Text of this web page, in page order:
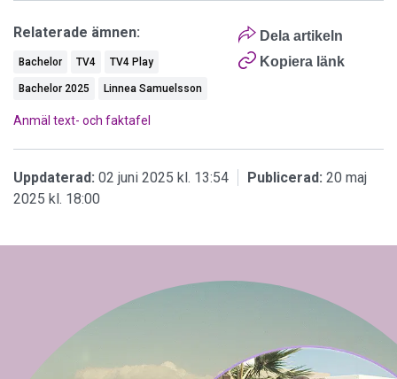
Dela artikeln
Kopiera länk
Relaterade ämnen:
Bachelor TV4 TV4 Play
Bachelor 2025 Linnea Samuelsson
Anmäl text- och faktafel
Uppdaterad: 02 juni 2025 kl. 13:54 Publicerad: 20 maj
2025 kl. 18:00